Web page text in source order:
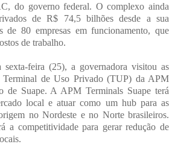
do governo federal. O complexo ainda
de R$ 74,5 bilhões desde a sua
de 80 empresas em funcionamento, que
de trabalho.
feira (25), a governadora visitou as
Terminal de Uso Privado (TUP) da APM
de Suape. A APM Terminals Suape terá
local e atuar como um hub para as
no Nordeste e no Norte brasileiros.
a competitividade para gerar redução de